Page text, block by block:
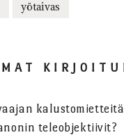
yötaivas
teleobjektiivit?